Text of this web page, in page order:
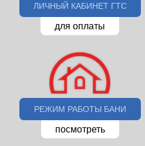
ЛИЧНЫЙ КАБИНЕТ ГТС
для оплаты
РЕЖИМ РАБОТЫ БАНИ
посмотреть